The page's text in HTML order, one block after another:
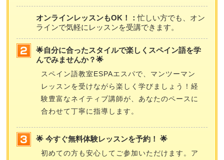
オンラインレッスンもOK！：忙しい方でも、オン
ラインで気軽にレッスンを受講できます。
🌟自分に合ったスタイルで楽しくスペイン語を学
んでみませんか？🌟
スペイン語教室ESPAエスパで、マンツーマン
レッスンを受けながら楽しく学びましょう！経
験豊富なネイティブ講師が、あなたのペースに
合わせて丁寧に指導します。
🌟 今すぐ無料体験レッスンを予約！ 🌟
初めての方も安心してご参加いただけます。ア